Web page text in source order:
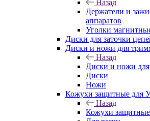
Назад
Держатели и
аппаратов
Уголки
Диски для заточки
Диски и ножи для
Назад
Диски и ножи
Диски
Ножи
Кожухи защитные
Назад
Кожухи